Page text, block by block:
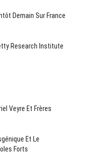
Demain Sur France
Research Institute
Veyre Et Frères
Et Le
Forts